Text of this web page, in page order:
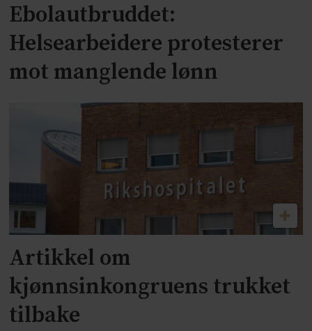
Ebolautbruddet:
Helsearbeidere protesterer
mot manglende lønn
Artikkel om
kjønnsinkongruens trukket
tilbake